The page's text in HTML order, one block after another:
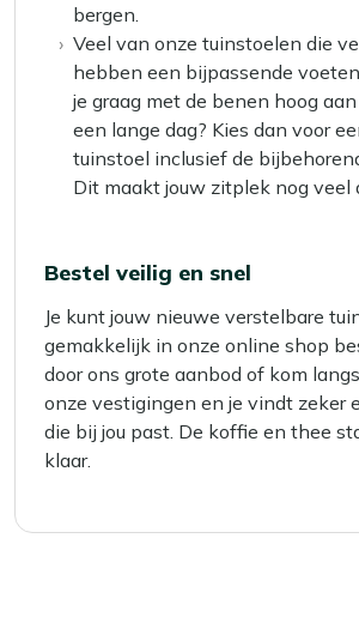
bergen.
Veel van onze tuinstoelen die
hebben een bijpassende
je graag met de benen hoog
een lange dag? Kies dan voor
tuinstoel inclusief de
Dit maakt jouw zitplek nog veel
Bestel veilig en snel
Je kunt jouw nieuwe verstelbare
gemakkelijk in onze online shop
door ons grote aanbod of kom
onze vestigingen en je vindt zeker
die bij jou past. De koffie en thee
klaar.